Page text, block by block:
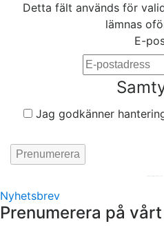
Detta fält används för
lämnas
E-
Jag godkänner
Nyhetsbrev
Prenumerera på